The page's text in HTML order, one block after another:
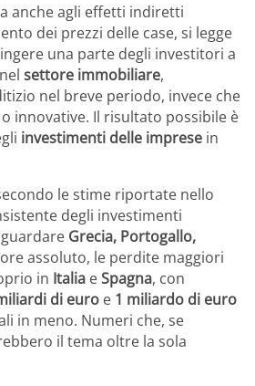
anche agli effetti indiretti
dei prezzi delle case, si legge
una parte degli investitori a
settore immobiliare,
nel breve periodo, invece che
innovative. Il risultato possibile è
investimenti delle imprese in
le stime riportate nello
degli investimenti
Grecia, Portogallo,
assoluto, le perdite maggiori
in Italia eSpagna, con
di euro e 1 miliardo di euro
in meno. Numeri che, se
il tema oltre la sola